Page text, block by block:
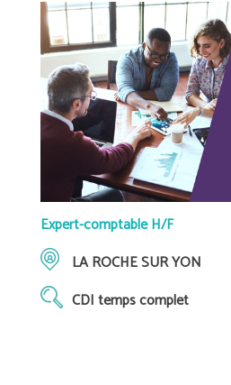
Expert-comptable H/F
LA ROCHE SUR YON
CDI temps complet